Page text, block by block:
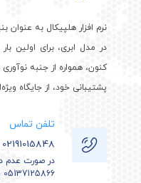
نرم افزار هلپیکال به
کنون، همواره از جنبه
پشتیبانی خود، از جایگاه
تلفن تماس
02191015848
در صورت عدم
05137125866 یا 09915454801 استفاده نمایید